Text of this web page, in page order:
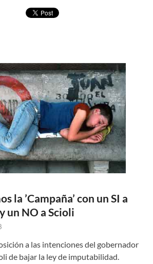
la ’Campaña’ con un SI a
un NO a Scioli
a las intenciones del gobernador
de bajar la ley de imputabilidad.